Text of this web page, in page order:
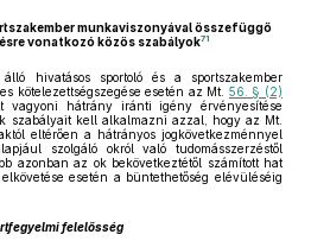
munkaviszonyával összefüggő
vonatkozó közös szabályok71
hivatásos sportoló és a sportszakember
kötelezettségszegése esetén az Mt. 56. § (2)
vagyoni hátrány iránti igény érvényesítése
szabályait kell alkalmazni azzal, hogy az Mt.
eltérően a hátrányos jogkövetkezménnyel
szolgáló okról való tudomásszerzéstől
azonban az ok bekövetkeztétől számított hat
esetén a büntethetőség elévüléséig
felelősség